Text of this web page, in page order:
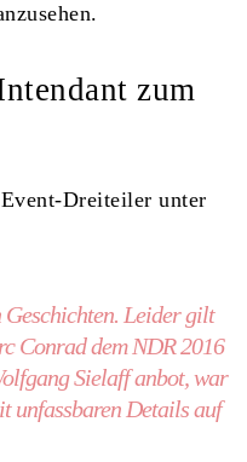
zum
Dreiteiler unter
Leider gilt
Conrad dem NDR 2016
Sielaff anbot, war
unfassbaren Details auf